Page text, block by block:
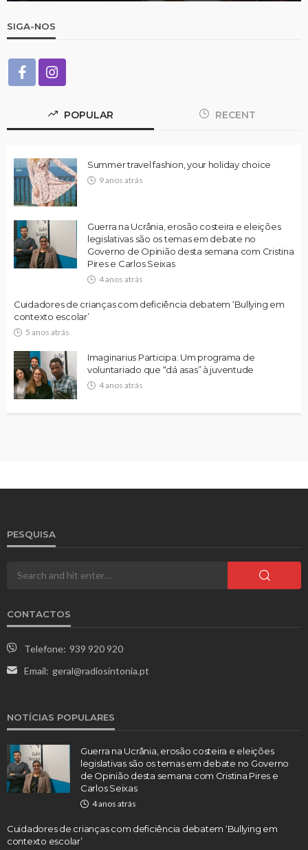
SIGA-NOS
POPULAR RECENT
Summer travel fashion, your holiday choice
9 anos atrás
Guerra na Ucrânia, erosão costeira e eleições
legislativas são os temas em debate no
Governo de Opinião desta semana com Cristina
Pires e Carlos Seixas
4 anos atrás
Cuidadores de crianças com deficiência debatem ‘Bullying em
contexto escolar’
5 anos atrás
Imaginarius Participa: Um programa de
voluntariado que “dá asas” à juventude
4 anos atrás
PESQUISA
CONTACTOS
Telefone: 939 920 920
Email: geral@radiosintonia.pt
NOTÍCIAS POPULARES
Guerra na Ucrânia, erosão costeira e eleições
legislativas são os temas em debate no Governo
de Opinião desta semana com Cristina Pires e
Carlos Seixas
4 anos atrás
Cuidadores de crianças com deficiência debatem ‘Bullying em
contexto escolar’